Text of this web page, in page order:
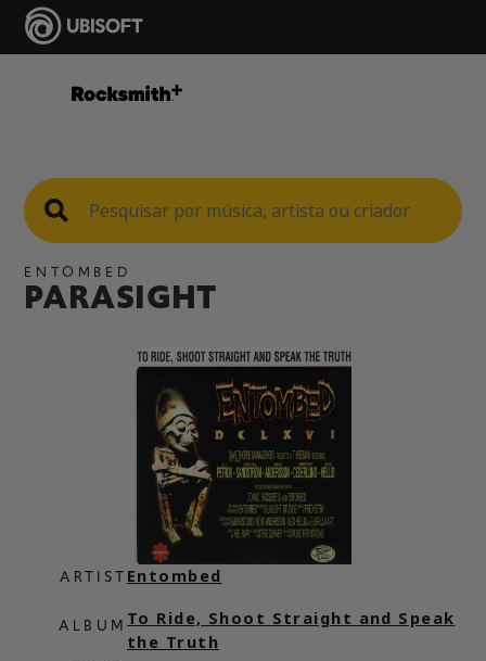
ENTOMBED
PARASIGHT
ARTIST
ALBUM
Entombed
To Ride, Shoot Straight and Speak
the Truth